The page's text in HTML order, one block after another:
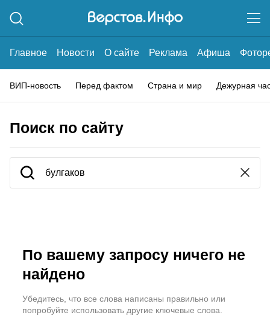
Главное Новости О сайте Реклама Афиша
ВИП-новость Перед фактом Страна и мир Дежурная
Поиск по сайту
По вашему запросу ничего не
найдено
Убедитесь, что все слова написаны правильно или
попробуйте использовать другие ключевые слова.